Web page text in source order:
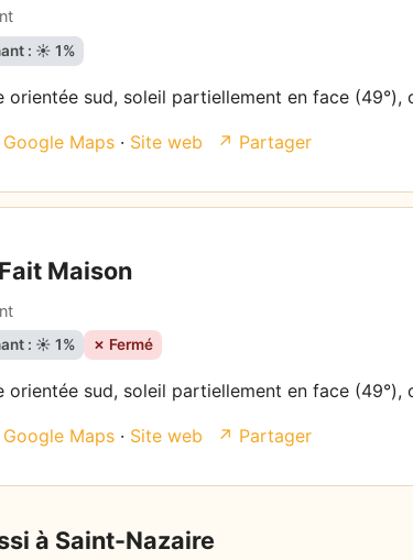
: ☀️ 1%
orientée sud, soleil partiellement en face (49°),
Maps · Site web ↗ Partager
Maison
: ☀️ 1% ✗ Fermé
orientée sud, soleil partiellement en face (49°),
Maps · Site web ↗ Partager
à Saint-Nazaire